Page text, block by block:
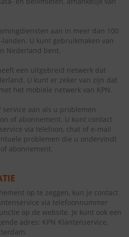
aan in meer dan 100
U kunt gebruikmaken van
Nederland bent.
een uitgebreid netwerk dat
U kunt er zeker van zijn dat
het mobiele netwerk van KPN.
service aan als u problemen
of abonnement. U kunt contact
via telefoon, chat of e-mail
problemen die u ondervindt
abonnement.
op te zeggen, kun je contact
via telefoonnummer
op de website. Je kunt ook een
adres: KPN Klantenservice,